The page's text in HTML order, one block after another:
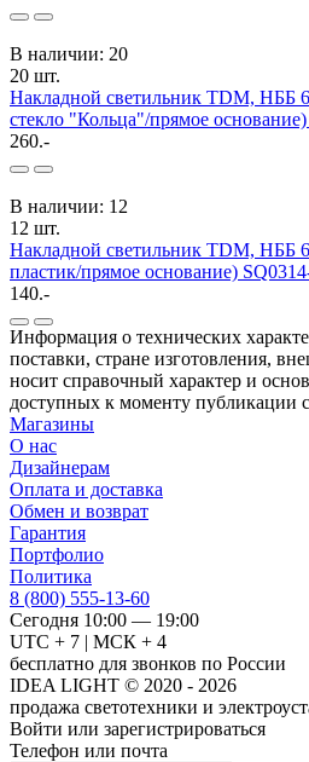
В наличии: 20
20 шт.
Накладной светильник TDM, НББ
стекло "Кольца"/прямое
260.-
В наличии: 12
12 шт.
Накладной светильник TDM, НББ
пластик/прямое основание)
140.-
Информация о технических
поставки, стране изготовления,
носит справочный характер и
доступных к моменту публикации
Магазины
О нас
Дизайнерам
Оплата и доставка
Обмен и возврат
Гарантия
Портфолио
Политика
8 (800) 555-13-60
Сегодня 10:00 — 19:00
UTC + 7 | МСК + 4
бесплатно для звонков по России
IDEA LIGHT © 2020 - 2026
продажа светотехники и
Войти или зарегистрироваться
Телефон или почта